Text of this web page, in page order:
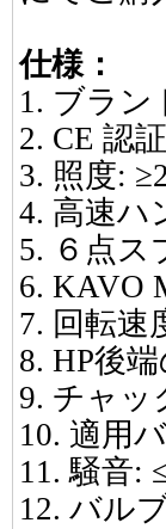
仕様：
1. ブラン
2. CE 認証
3. 照度:
4. 高速ハ
5. ６点ス
6. KAVO
7. 回転速
8. HP後
9. チャッ
10. 適用
11. 騒音:
12. バル